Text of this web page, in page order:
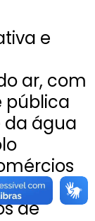
e
ar, com
pública
da água
de